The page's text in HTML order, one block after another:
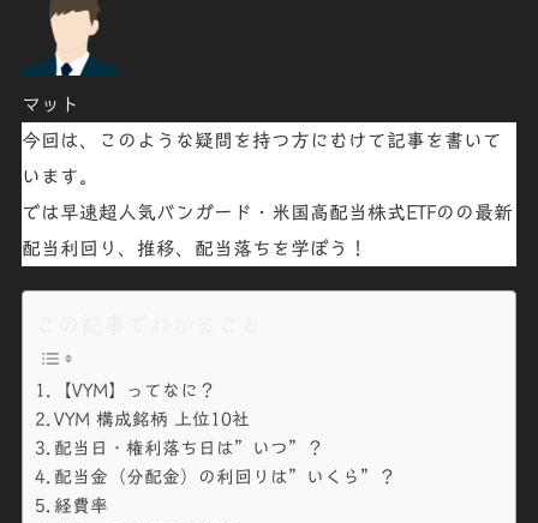
マット
今回は、このような疑問を持つ方にむけて記事を書いて
います。
では早速超人気バンガード・米国高配当株式ETFのの最新
配当利回り、推移、配当落ちを学ぼう ！
【VYM】ってなに？
VYM 構成銘柄 上位10社
配当日・権利落ち日は”いつ”？
配当金（分配金）の利回りは”いくら”？
経費率